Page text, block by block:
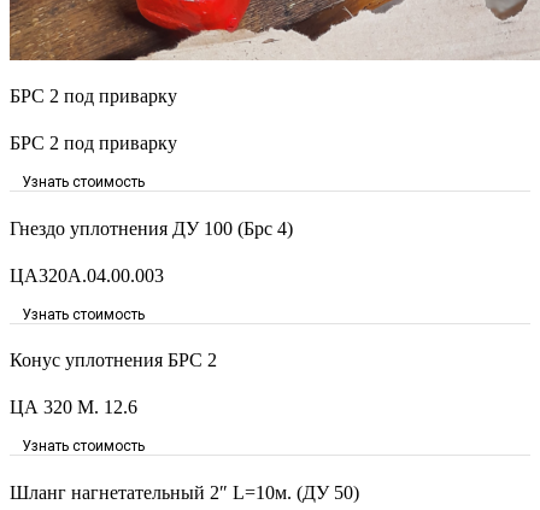
БРС 2 под приварку
БРС 2 под приварку
Узнать стоимость
Гнездо уплотнения ДУ 100 (Брс 4)
ЦА320А.04.00.003
Узнать стоимость
Конус уплотнения БРС 2
ЦА 320 М. 12.6
Узнать стоимость
Шланг нагнетательный 2″ L=10м. (ДУ 50)